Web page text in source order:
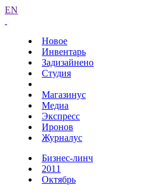
EN
Новое
Инвентарь
Задизайнено
Студия
Магазинус
Медиа
Экспресс
Иронов
Журналус
Бизнес-линч
2011
Октябрь